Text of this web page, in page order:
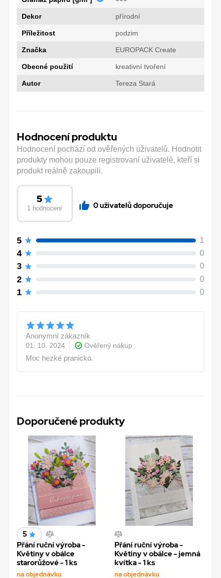
Dekor přírodní
Příležitost podzim
Značka EUROPACK Create
Obecné použití kreativní tvoření
Autor Tereza Stará
Hodnocení produktu
Hodnocení pochází od ověřených uživatelů. Hodnotit
produkty mohou pouze registrovaní uživatelé, kteří si
produkt reálně zakoupili.
5
1 hodnocení 0 uživatelů doporučuje
5 1
4 0
3 0
2 0
1 0
Anonymní zákazník
01. 10. 2024
Ověřený nákup
Moc hezké pranicko.
Doporučené produkty
5
Přání ruční výroba -
Květiny v obálce
starorůžové - 1 ks
na objednávku
Přání ruční výroba -
Květiny v obálce - jemná
kvítka - 1 ks
na objednávku